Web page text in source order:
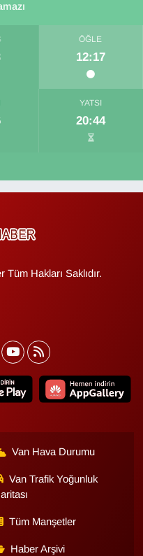
ÖĞLE
12:17
YATSI
20:44
Hakları Saklıdır.
Van Hava Durumu
Van Trafik Yoğunluk
Tüm Manşetler
Haber Arşivi